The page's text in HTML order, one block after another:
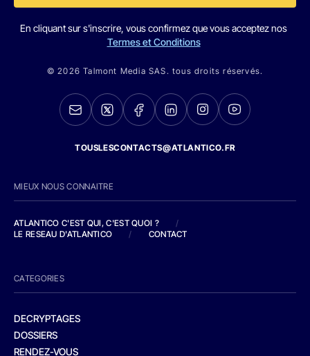
En cliquant sur s'inscrire, vous confirmez que vous acceptez nos
Termes et Conditions
© 2026 Talmont Media SAS. tous droits réservés.
TOUSLESCONTACTS@ATLANTICO.FR
MIEUX NOUS CONNAITRE
ATLANTICO C'EST QUI, C'EST QUOI ?
/
LE RESEAU D'ATLANTICO
/ CONTACT
CATEGORIES
DECRYPTAGES
DOSSIERS
RENDEZ-VOUS